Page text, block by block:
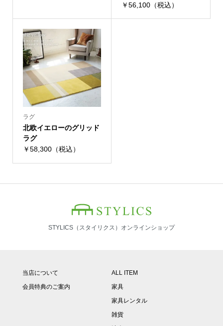
￥56,100（税込）
ラグ
北欧イエローのグリッド
ラグ
￥58,300（税込）
STYLICS（スタイリクス）オンラインショップ
当店について
会員特典のご案内
ALL ITEM
家具
家具レンタル
雑貨